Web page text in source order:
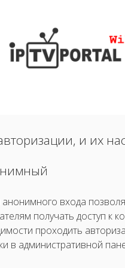
документация
открыть
меню
приложения на Samsung Orsay
видеокамер
стримеров для групп абонентов
и их
входа
получать доступ к
проходить
в административной